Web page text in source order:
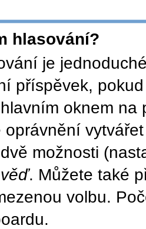
hlasování?
je
příspěvek,
oknem na
oprávnění
možnosti
. Můžete také
volbu.